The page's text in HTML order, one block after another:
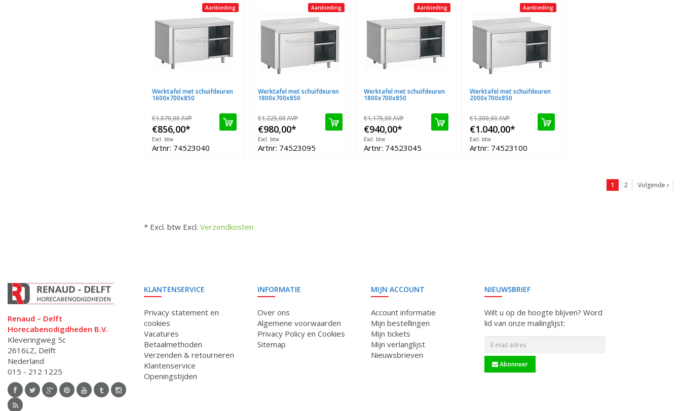
Aanbieding
Werktafel met schuifdeuren
1600x700x850
€1.070,00AVP
€856,00*
Excl. btw
Artnr: 74523040
Aanbieding
Werktafel met schuifdeuren
1800x700x850
€1.225,00AVP
€980,00*
Excl. btw
Artnr: 74523095
Aanbieding
Werktafel met schuifdeuren
1800x700x850
€1.175,00AVP
€940,00*
Excl. btw
Artnr: 74523045
Aanbieding
Werktafel met schuifdeuren
2000x700x850
€1.300,00AVP
€1.040,00*
Excl. btw
Artnr: 74523100
1 2 Volgende
* Excl. btw Excl. Verzendkosten
Renaud – Delft
Horecabenodigdheden B.V.
Kleveringweg 5c
2616LZ, Delft
Nederland
015 - 212 1225
KLANTENSERVICE
Privacy statement en
cookies
Vacatures
Betaalmethoden
Verzenden & retourneren
Klantenservice
Openingstijden
INFORMATIE
Over ons
Algemene voorwaarden
Privacy Policy en Cookies
Sitemap
MIJN ACCOUNT
Account informatie
Mijn bestellingen
Mijn tickets
Mijn verlanglijst
Nieuwsbrieven
NIEUWSBRIEF
Wilt u op de hoogte blijven? Word
lid van onze mailinglijst:
Abonneer